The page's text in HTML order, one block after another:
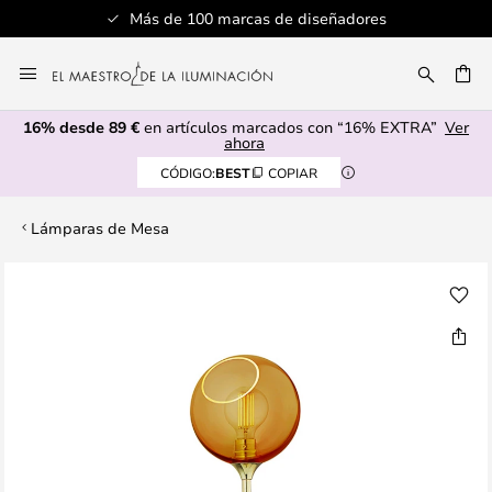
Más de 100 marcas de diseñadores
al
contenido
16% desde 89 € en artículos marcados con “16% EXTRA” Ver
ahora
CÓDIGO:BEST COPIAR
Lámparas de Mesa